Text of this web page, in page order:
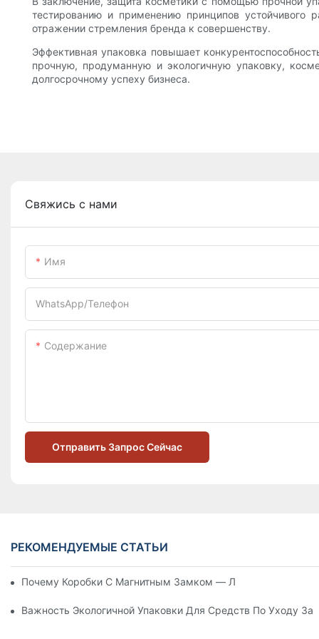
тестированию и применению принципов устойчивого
отражении стремления бренда к совершенству.
Эффективная упаковка повышает
прочную, продуманную и экологичную упаковку,
долгосрочному успеху бизнеса.
Свяжись с нами
Имя
WhatsApp/телефон
Содержание
Отправить Запрос Сейчас
РЕКОМЕНДУЕМЫЕ СТАТЬИ
Почему Коробки С Магнитным Замком — Лучший Выбор
Важность Экологичной Упаковки Для Средств По Уходу За